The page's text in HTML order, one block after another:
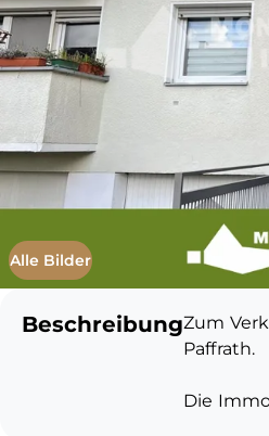
Alle Bilder
BeschreibungZum
Paffrath.
Die